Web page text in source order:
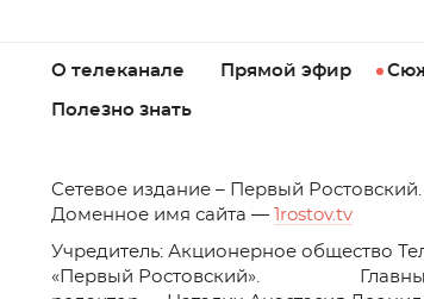
О телеканале Прямой эфир
Полезно знать
Cетевое издание – Первый Ростовский.
Доменное имя сайта —
1rostov.tv
Учредитель: Акционерное общество
«Первый Ростовский».